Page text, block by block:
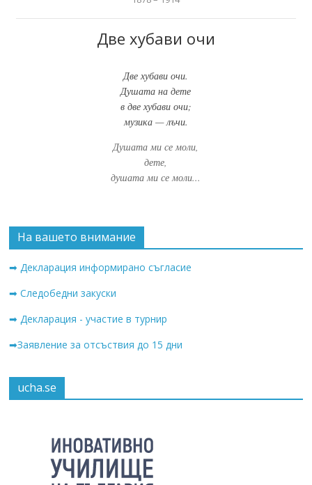
Две хубави очи
Две хубави очи.
Душата на дете
в две хубави очи;
музика — лъчи.
Душата ми се моли,
дете,
душата ми се моли...
На вашето внимание
➡ Декларация информирано съгласие
➡ Следобедни закуски
➡ Декларация - участие в турнир
➡Заявление за отсъствия до 15 дни
ucha.se